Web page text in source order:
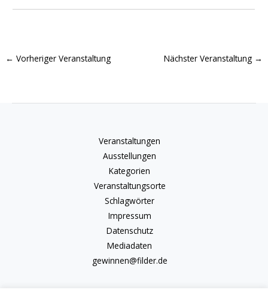
← Vorheriger Veranstaltung Nächster Veranstaltung →
Veranstaltungen
Ausstellungen
Kategorien
Veranstaltungsorte
Schlagwörter
Impressum
Datenschutz
Mediadaten
gewinnen@filder.de